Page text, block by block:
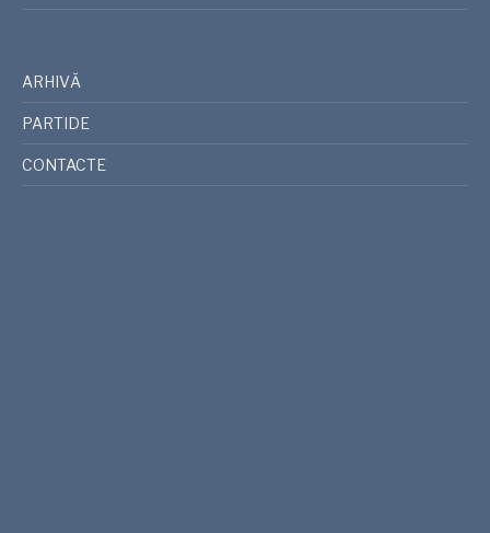
ARHIVĂ
PARTIDE
CONTACTE